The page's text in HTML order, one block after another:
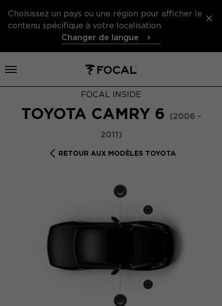
Choisissez un pays ou une région pour afficher le
contenu spécifique à votre localisation.
Changer de langue
Ouvrir le menu
FOCAL INSIDE
TOYOTA CAMRY 6
(2006 -
2011)
RETOUR AUX MODÈLES TOYOTA